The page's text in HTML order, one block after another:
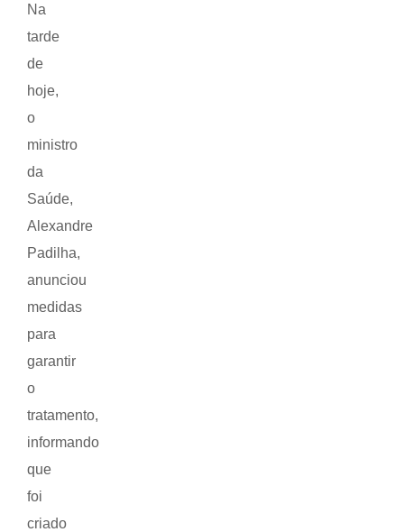
Na
tarde
de
hoje,
o
ministro
da
Saúde,
Alexandre
Padilha,
anunciou
medidas
para
garantir
o
tratamento,
informando
que
foi
criado